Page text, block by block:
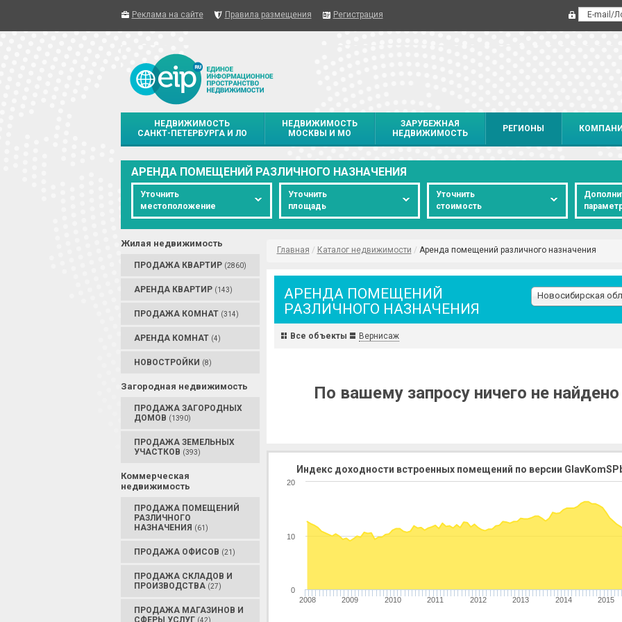
Реклама на сайте Правила размещения Регистрация
НЕДВИЖИМОСТЬ
САНКТ-ПЕТЕРБУРГА И ЛО
НЕДВИЖИМОСТЬ
МОСКВЫ И МО
ЗАРУБЕЖНАЯ
НЕДВИЖИМОСТЬ
РЕГИОНЫ
АРЕНДА ПОМЕЩЕНИЙ РАЗЛИЧНОГО НАЗНАЧЕНИЯ
Уточнить
местоположение
Уточнить
площадь
Уточнить
стоимость
Жилая недвижимость
ПРОДАЖА КВАРТИР (2860)
АРЕНДА КВАРТИР (143)
ПРОДАЖА КОМНАТ (314)
АРЕНДА КОМНАТ (4)
НОВОСТРОЙКИ (8)
Загородная недвижимость
ПРОДАЖА ЗАГОРОДНЫХ
ДОМОВ (1390)
ПРОДАЖА ЗЕМЕЛЬНЫХ
УЧАСТКОВ (393)
Коммерческая
недвижимость
ПРОДАЖА ПОМЕЩЕНИЙ
РАЗЛИЧНОГО
НАЗНАЧЕНИЯ (61)
ПРОДАЖА ОФИСОВ (21)
ПРОДАЖА СКЛАДОВ И
ПРОИЗВОДСТВА (27)
ПРОДАЖА МАГАЗИНОВ И
СФЕРЫ УСЛУГ (42)
Главная / Каталог недвижимости / Аренда помещений различного назначения
АРЕНДА ПОМЕЩЕНИЙ
РАЗЛИЧНОГО НАЗНАЧЕНИЯ
Все объекты Вернисаж
По вашему запросу ничего не найдено
Индекс доходности встроенных помещений по версии
2008 2009 2010 2011 2012 2013 2014 2015
0
10
20